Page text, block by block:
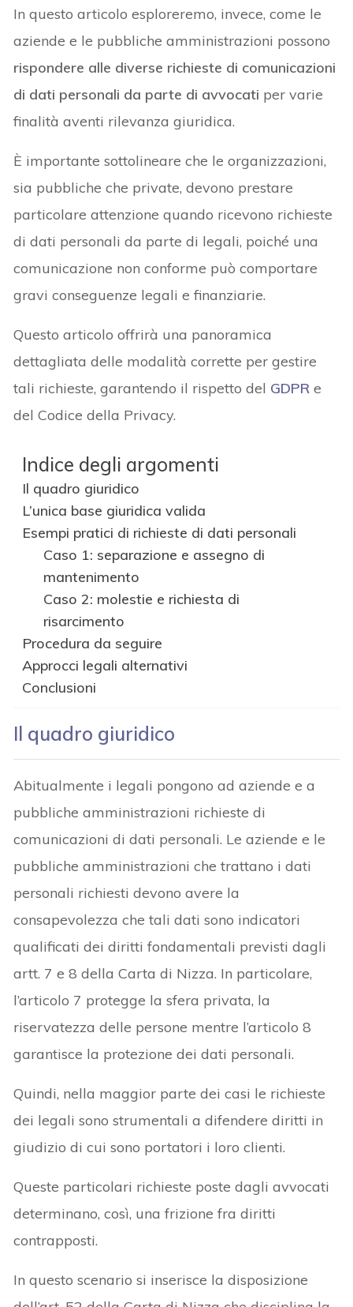
In questo articolo esploreremo, invece, come le
aziende e le pubbliche amministrazioni possono
rispondere alle diverse richieste di comunicazioni
di dati personali da parte di avvocati per varie
finalità aventi rilevanza giuridica.
È importante sottolineare che le organizzazioni,
sia pubbliche che private, devono prestare
particolare attenzione quando ricevono richieste
di dati personali da parte di legali, poiché una
comunicazione non conforme può comportare
gravi conseguenze legali e finanziarie.
Questo articolo offrirà una panoramica
dettagliata delle modalità corrette per gestire
tali richieste, garantendo il rispetto del GDPR e
del Codice della Privacy.
Indice degli argomenti
Il quadro giuridico
L’unica base giuridica valida
Esempi pratici di richieste di dati personali
Caso 1: separazione e assegno di
mantenimento
Caso 2: molestie e richiesta di
risarcimento
Procedura da seguire
Approcci legali alternativi
Conclusioni
Il quadro giuridico
Abitualmente i legali pongono ad aziende e a
pubbliche amministrazioni richieste di
comunicazioni di dati personali. Le aziende e le
pubbliche amministrazioni che trattano i dati
personali richiesti devono avere la
consapevolezza che tali dati sono indicatori
qualificati dei diritti fondamentali previsti dagli
artt. 7 e 8 della Carta di Nizza. In particolare,
l’articolo 7 protegge la sfera privata, la
riservatezza delle persone mentre l’articolo 8
garantisce la protezione dei dati personali.
Quindi, nella maggior parte dei casi le richieste
dei legali sono strumentali a difendere diritti in
giudizio di cui sono portatori i loro clienti.
Queste particolari richieste poste dagli avvocati
determinano, così, una frizione fra diritti
contrapposti.
In questo scenario si inserisce la disposizione